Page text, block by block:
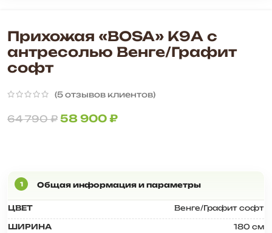
Прихожая «BOSA» К9А с
антресолью Венге/Графит
софт
(5отзывов клиентов)
64 790₽ 58 900₽
ЦВЕТ Венге/Графит софт
ШИРИНА 180 см